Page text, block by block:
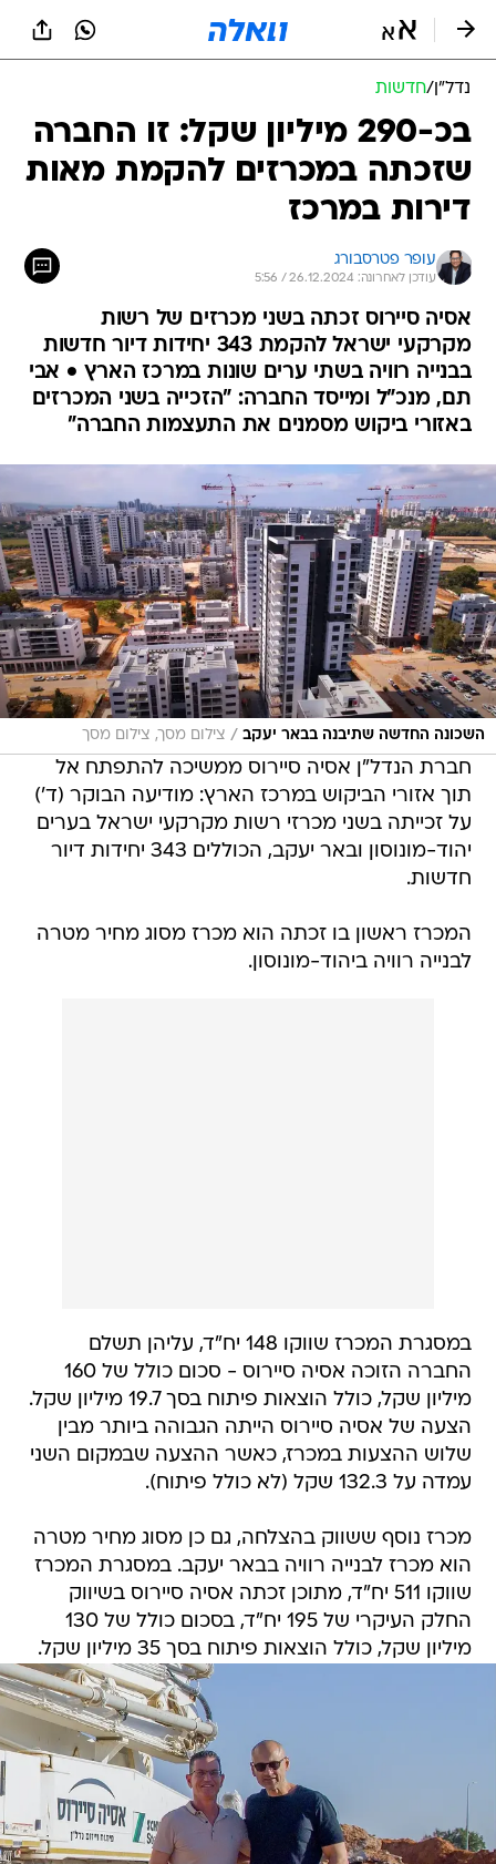
נדל״ן/חדשות
בכ-290 מיליון שקל: זו החברה
שזכתה במכרזים להקמת מאות
דירות במרכז
עופר פטרסבורג
עודכן לאחרונה: 26.12.2024 / 5:56
אסיה סיירוס זכתה בשני מכרזים של רשות
מקרקעי ישראל להקמת 343 יחידות דיור חדשות
בבנייה רוויה בשתי ערים שונות במרכז הארץ • אבי
תם, מנכ"ל ומייסד החברה: "הזכייה בשני המכרזים
באזורי ביקוש מסמנים את התעצמות החברה"
השכונה החדשה שתיבנה בבאר יעקב / צילום מסך, צילום מסך
חברת הנדל"ן אסיה סיירוס ממשיכה להתפתח אל
תוך אזורי הביקוש במרכז הארץ: מודיעה הבוקר (ד')
על זכייתה בשני מכרזי רשות מקרקעי ישראל בערים
יהוד-מונוסון ובאר יעקב, הכוללים 343 יחידות דיור
חדשות.
המכרז ראשון בו זכתה הוא מכרז מסוג מחיר מטרה
לבנייה רוויה ביהוד-מונוסון.
במסגרת המכרז שווקו 148 יח"ד, עליהן תשלם
החברה הזוכה אסיה סיירוס - סכום כולל של 160
מיליון שקל, כולל הוצאות פיתוח בסך 19.7 מיליון שקל.
הצעה של אסיה סיירוס הייתה הגבוהה ביותר מבין
שלוש ההצעות במכרז, כאשר ההצעה שבמקום השני
עמדה על 132.3 שקל (לא כולל פיתוח).
מכרז נוסף ששווק בהצלחה, גם כן מסוג מחיר מטרה
הוא מכרז לבנייה רוויה בבאר יעקב. במסגרת המכרז
שווקו 511 יח"ד, מתוכן זכתה אסיה סיירוס בשיווק
החלק העיקרי של 195 יח"ד, בסכום כולל של 130
מיליון שקל, כולל הוצאות פיתוח בסך 35 מיליון שקל.